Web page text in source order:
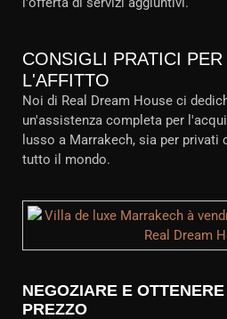
CONSIGLI PRATICI
L'AFFITTO
Noi di Real Dream House ci
un'assistenza completa per
lusso a Marrakech, sia per
tutto il mondo.
NEGOZIARE E
PREZZO